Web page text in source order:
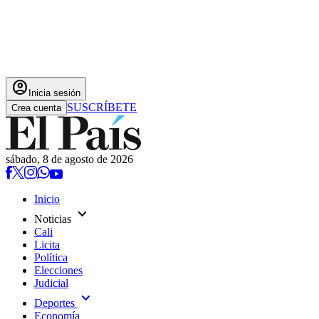
account_circle Inicia sesión
Crea cuenta SUSCRÍBETE
sábado, 8 de agosto de 2026
Inicio
Noticias expand_more
Cali
Licita
Política
Elecciones
Judicial
Deportes expand_more
Economía